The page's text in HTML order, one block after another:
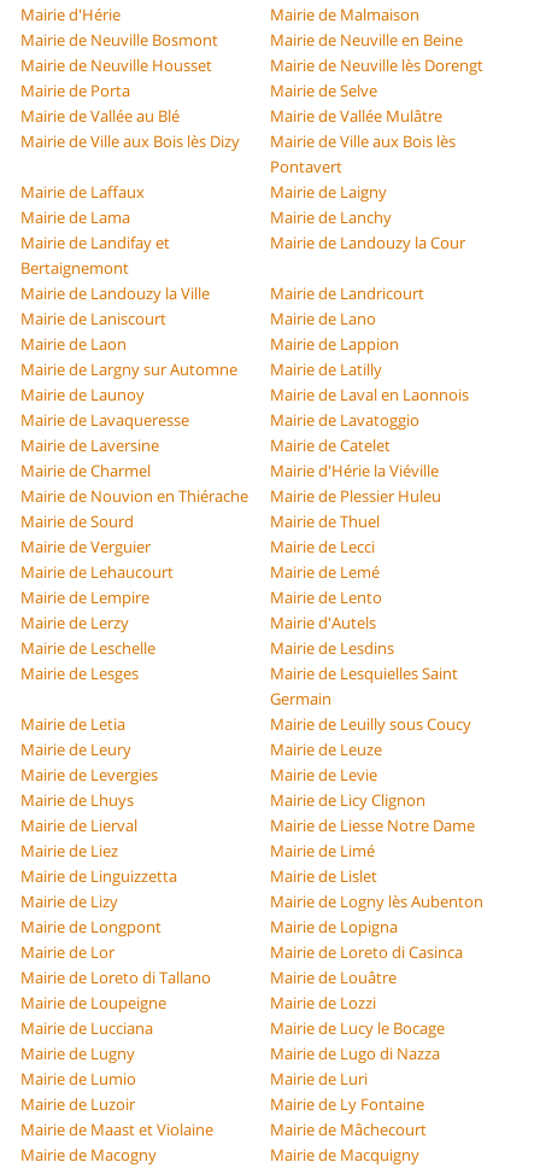
Mairie d'Hérie
Mairie de Malmaison
Mairie de Neuville Bosmont
Mairie de Neuville en Beine
Mairie de Neuville Housset
Mairie de Neuville lès Dorengt
Mairie de Porta
Mairie de Selve
Mairie de Vallée au Blé
Mairie de Vallée Mulâtre
Mairie de Ville aux Bois lès Dizy
Mairie de Ville aux Bois lès
Pontavert
Mairie de Laffaux
Mairie de Laigny
Mairie de Lama
Mairie de Lanchy
Mairie de Landifay et
Bertaignemont
Mairie de Landouzy la Cour
Mairie de Landouzy la Ville
Mairie de Landricourt
Mairie de Laniscourt
Mairie de Lano
Mairie de Laon
Mairie de Lappion
Mairie de Largny sur Automne
Mairie de Latilly
Mairie de Launoy
Mairie de Laval en Laonnois
Mairie de Lavaqueresse
Mairie de Lavatoggio
Mairie de Laversine
Mairie de Catelet
Mairie de Charmel
Mairie d'Hérie la Viéville
Mairie de Nouvion en Thiérache
Mairie de Plessier Huleu
Mairie de Sourd
Mairie de Thuel
Mairie de Verguier
Mairie de Lecci
Mairie de Lehaucourt
Mairie de Lemé
Mairie de Lempire
Mairie de Lento
Mairie de Lerzy
Mairie d'Autels
Mairie de Leschelle
Mairie de Lesdins
Mairie de Lesges
Mairie de Lesquielles Saint
Germain
Mairie de Letia
Mairie de Leuilly sous Coucy
Mairie de Leury
Mairie de Leuze
Mairie de Levergies
Mairie de Levie
Mairie de Lhuys
Mairie de Licy Clignon
Mairie de Lierval
Mairie de Liesse Notre Dame
Mairie de Liez
Mairie de Limé
Mairie de Linguizzetta
Mairie de Lislet
Mairie de Lizy
Mairie de Logny lès Aubenton
Mairie de Longpont
Mairie de Lopigna
Mairie de Lor
Mairie de Loreto di Casinca
Mairie de Loreto di Tallano
Mairie de Louâtre
Mairie de Loupeigne
Mairie de Lozzi
Mairie de Lucciana
Mairie de Lucy le Bocage
Mairie de Lugny
Mairie de Lugo di Nazza
Mairie de Lumio
Mairie de Luri
Mairie de Luzoir
Mairie de Ly Fontaine
Mairie de Maast et Violaine
Mairie de Mâchecourt
Mairie de Macogny
Mairie de Macquigny